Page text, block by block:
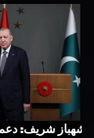
شهباز شريف: